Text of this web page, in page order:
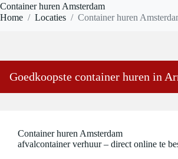
Container huren Amsterdam
Home / Locaties / Container huren
Goedkoopste container huren in
Container huren Amsterdam
afvalcontainer verhuur – direct online te